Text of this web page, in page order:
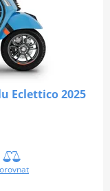
Eclettico 2025